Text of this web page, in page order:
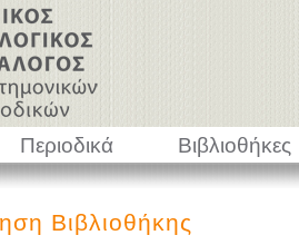
Περιοδικά Βιβλιοθήκες
Βιβλιοθήκης